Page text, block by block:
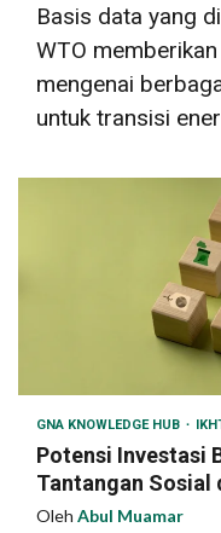
Basis data yang
WTO
mengenai
untuk transisi
GNA KNOWLEDGE HUB
Potensi Investasi
Tantangan Sosial
Oleh Abul Muamar